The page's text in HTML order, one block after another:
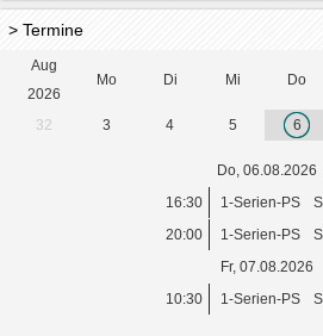
> Termine
Aug
2026
Mo Di Mi Do
32 3 4 5 6
Do, 06.08.2026
16:30
1-Serien-PS
20:00
1-Serien-PS
Fr, 07.08.2026
10:30
1-Serien-PS